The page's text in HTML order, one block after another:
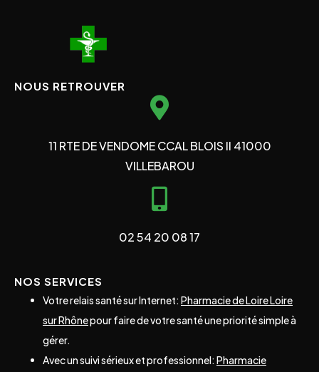
NOUS RETROUVER
11 RTE DE VENDOME CCAL BLOIS II 41000
VILLEBAROU
02 54 20 08 17
NOS SERVICES
Votre relais santé sur Internet: Pharmacie de Loire Loire
sur Rhônepour faire de votre santé une priorité simple à
gérer.
Avec un suivi sérieux et professionnel: Pharmacie